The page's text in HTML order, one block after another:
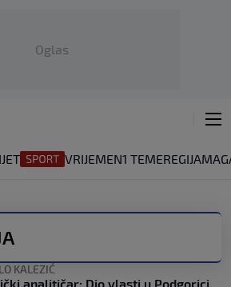
Oglas
VRIJEMEN1 TEMEREGIJA
KALEZIĆ
analitičar: Dio vlasti u Podgorici